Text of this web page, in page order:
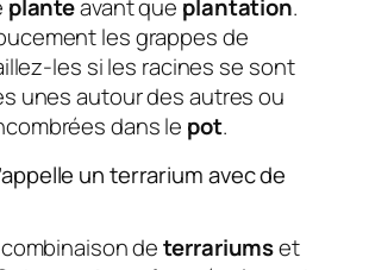
planteavant que plantation.
les grappes de
les si les racines se sont
unes autour des autres ou
dans le pot.
un terrarium avec de
deterrariumset